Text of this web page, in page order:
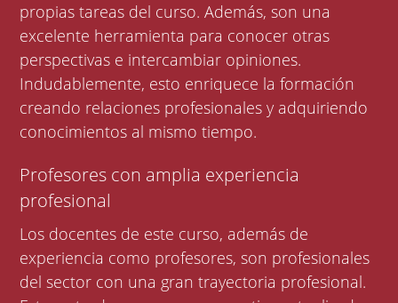
propias tareas del curso. Además, son una
excelente herramienta para conocer otras
perspectivas e intercambiar opiniones.
Indudablemente, esto enriquece la formación
creando relaciones profesionales y adquiriendo
conocimientos al mismo tiempo.
Profesores con amplia experiencia
profesional
Los docentes de este curso, además de
experiencia como profesores, son profesionales
del sector con una gran trayectoria profesional.